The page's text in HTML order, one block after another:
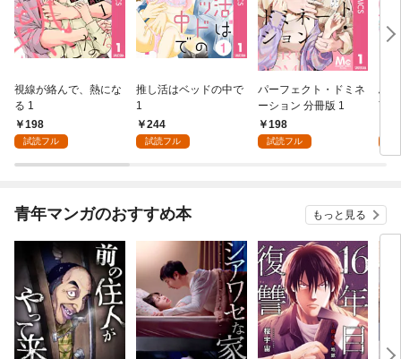
視線が絡んで、熱にな
る 1
198
試読フル
推し活はベッドの中で
1
244
試読フル
パーフェクト・ドミネ
ーション 分冊版 1
198
試読フル
ふ
言
青年マンガのおすすめ本 もっと見る